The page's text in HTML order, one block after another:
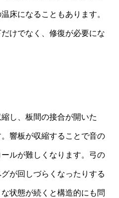
床になることもあります。
けでなく、修復が必要にな
し、板間の接合が開いた
響板が収縮することで音の
ルが難しくなります。弓の
が回しづらくなったりする
状態が続くと構造的にも問